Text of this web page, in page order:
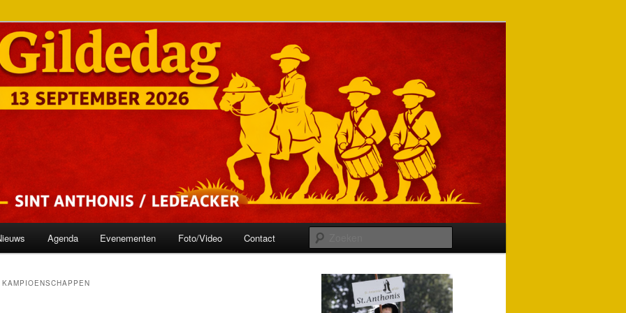
Agenda Evenementen Foto/Video Contact